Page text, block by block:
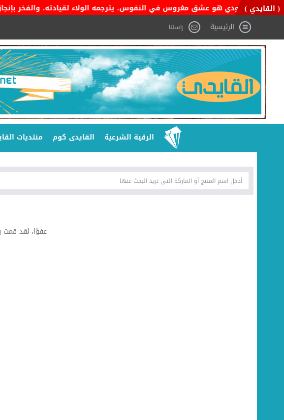
( القايدي )
السعودي هو عشق مغروس في النفوس، يترجمه الولاء لقيادته، والفخر بإنجازاته،
الرئيسية
راسلنا
الرقية الشرعية القايدى كوم منتديات
عفوًا، لقد قمت